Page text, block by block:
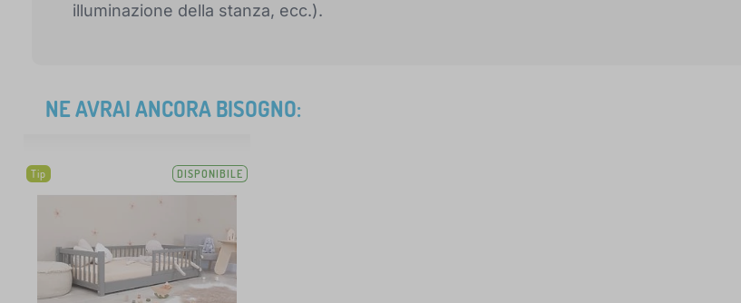
illuminazione della stanza, ecc.).
NE AVRAI ANCORA BISOGNO:
Tip DISPONIBILE